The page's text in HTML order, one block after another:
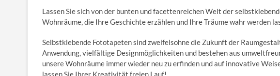
Lassen Sie sich von der bunten und facettenreichen Welt der
Wohnräume, die Ihre Geschichte erzählen und Ihre Träume wahr werden
Selbstklebende Fototapeten sind zweifelsohne die Zukunft der
Anwendung, vielfältige Designmöglichkeiten und bestehen aus
unsere Wohnräume immer wieder neu zu erfinden und auf innovative
lassen Sie Ihrer Kreativität freien Lauf!